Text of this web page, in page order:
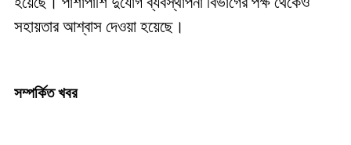
সহায়তার আশ্বাস দেওয়া হয়েছে।
সম্পর্কিত খবর